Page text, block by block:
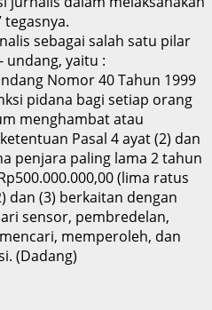
tegasnya.
sebagai salah satu pilar
undang, yaitu :
Nomor 40 Tahun 1999
pidana bagi setiap orang
menghambat atau
Pasal 4 ayat (2) dan
penjara paling lama 2 tahun
(lima ratus
dan (3) berkaitan dengan
sensor, pembredelan,
memperoleh, dan
(Dadang)